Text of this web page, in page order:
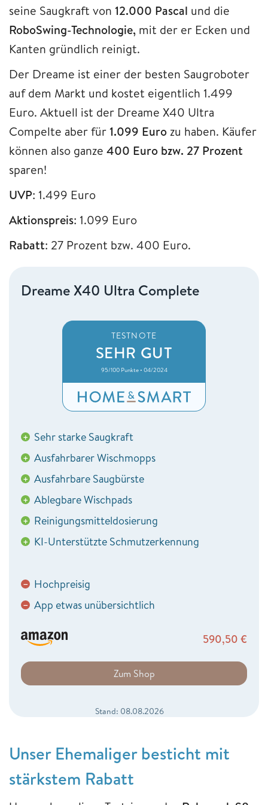
seine Saugkraft von 12.000 Pascal und die
RoboSwing-Technologie, mit der er Ecken und
Kanten gründlich reinigt.
Der Dreame ist einer der besten Saugroboter
auf dem Markt und kostet eigentlich 1.499
Euro. Aktuell ist der Dreame X40 Ultra
Compelte aber für1.099 Eurozu haben. Käufer
können also ganze 400 Euro bzw. 27 Prozent
sparen!
UVP: 1.499 Euro
Aktionspreis: 1.099 Euro
Rabatt: 27 Prozent bzw. 400 Euro.
Dreame X40 Ultra Complete
TESTNOTE
SEHR GUT
95/100 Punkte • 04/2024
+ Sehr starke Saugkraft
+ Ausfahrbarer Wischmopps
+ Ausfahrbare Saugbürste
+ Ablegbare Wischpads
+ Reinigungsmitteldosierung
+ KI-Unterstützte Schmutzerkennung
− Hochpreisig
− App etwas unübersichtlich
590,50 €
Zum Shop
Stand: 08.08.2026
Unser Ehemaliger besticht mit
stärkstem Rabatt